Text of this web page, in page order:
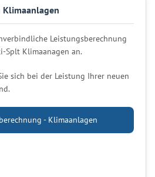
Klimaanlagen
Leistungsberechnung
Klimaanagen an.
sich bei der Leistung Ihrer neuen
- Klimaanlagen